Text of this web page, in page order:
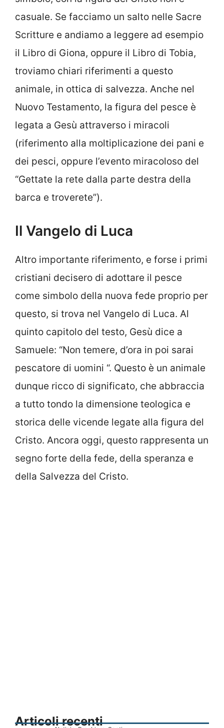
casuale. Se facciamo un salto nelle Sacre
Scritture e andiamo a leggere ad esempio
il Libro di Giona, oppure il Libro di Tobia,
troviamo chiari riferimenti a questo
animale, in ottica di salvezza. Anche nel
Nuovo Testamento, la figura del pesce è
legata a Gesù attraverso i miracoli
(riferimento alla moltiplicazione dei pani e
dei pesci, oppure l’evento miracoloso del
“Gettate la rete dalla parte destra della
barca e troverete”).
Il Vangelo di Luca
Altro importante riferimento, e forse i primi
cristiani decisero di adottare il pesce
come simbolo della nuova fede proprio per
questo, si trova nel Vangelo di Luca. Al
quinto capitolo del testo, Gesù dice a
Samuele: “Non temere, d’ora in poi sarai
pescatore di uomini “. Questo è un animale
dunque ricco di significato, che abbraccia
a tutto tondo la dimensione teologica e
storica delle vicende legate alla figura del
Cristo. Ancora oggi, questo rappresenta un
segno forte della fede, della speranza e
della Salvezza del Cristo.
Articoli recenti